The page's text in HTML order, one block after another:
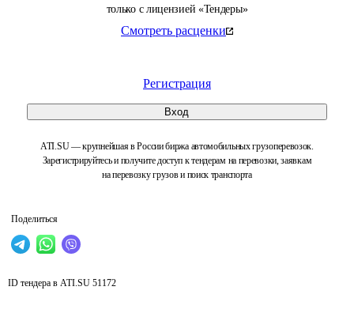
только с лицензией «Тендеры»
Смотреть расценки
Регистрация
Вход
ATI.SU — крупнейшая в России биржа автомобильных грузоперевозок.
Зарегистрируйтесь и получите доступ к тендерам на перевозки, заявкам
на перевозку грузов и поиск транспорта
Поделиться
ID тендера в ATI.SU 51172